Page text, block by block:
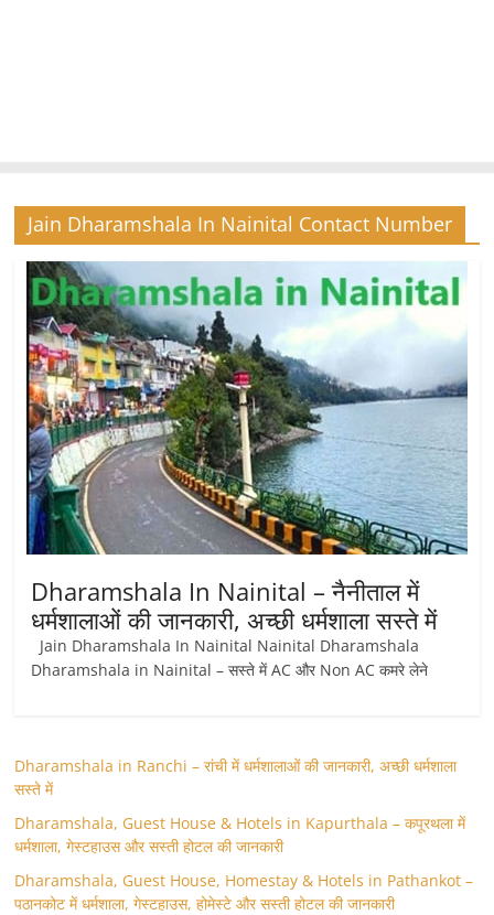
Jain Dharamshala In Nainital Contact Number
Dharamshala In Nainital – नैनीताल में
धर्मशालाओं की जानकारी, अच्छी धर्मशाला सस्ते में
Jain Dharamshala In Nainital Nainital Dharamshala
Dharamshala in Nainital – सस्ते में AC और Non AC कमरे लेने
Dharamshala in Ranchi – रांची में धर्मशालाओं की जानकारी, अच्छी धर्मशाला
सस्ते में
Dharamshala, Guest House & Hotels in Kapurthala – कपूरथला में
धर्मशाला, गेस्टहाउस और सस्ती होटल की जानकारी
Dharamshala, Guest House, Homestay & Hotels in Pathankot –
पठानकोट में धर्मशाला, गेस्टहाउस, होमेस्टे और सस्ती होटल की जानकारी